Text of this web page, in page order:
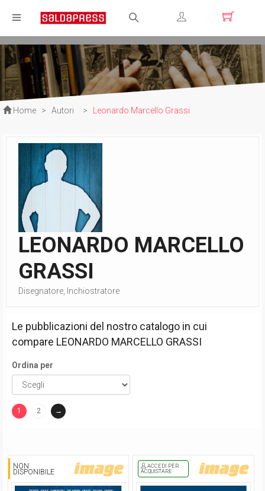
Registrati
Login
Home > Autori > Leonardo Marcello Grassi
LEONARDO MARCELLO
GRASSI
Disegnatore, Inchiostratore
Le pubblicazioni del nostro catalogo in cui
compare LEONARDO MARCELLO GRASSI
Ordina per
1
2 →
NON
DISPONIBILE
ACCEDI PER
ACQUISTARE